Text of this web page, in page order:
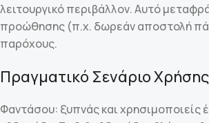
λειτουργικό περιβάλλον. Αυτό
προώθησης (π.χ. δωρεάν αποστολή
παρόχους.
Πραγματικό Σενάριο Χρήσης
Φαντάσου: ξυπνάς και χρησιμοποιείς